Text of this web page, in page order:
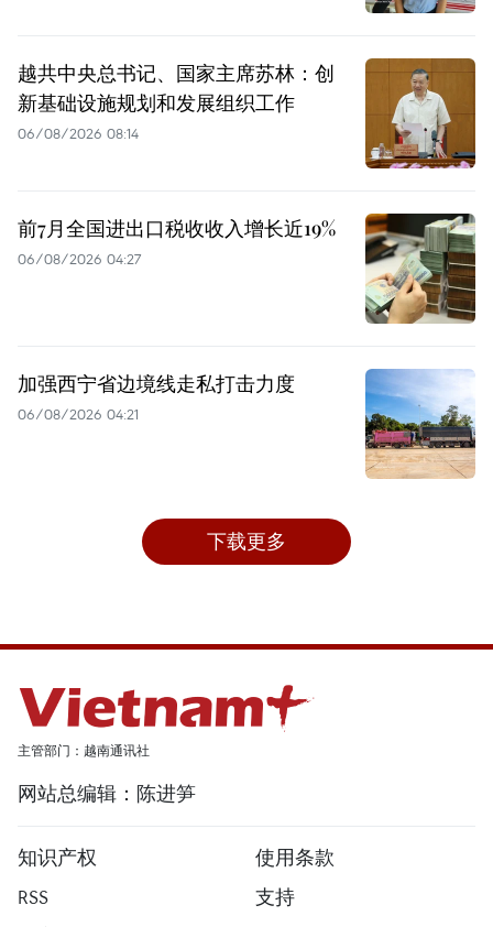
越共中央总书记、国家主席苏林：创
新基础设施规划和发展组织工作
06/08/2026 08:14
前7月全国进出口税收收入增长近19%
06/08/2026 04:27
加强西宁省边境线走私打击力度
06/08/2026 04:21
下载更多
主管部门：越南通讯社
网站总编辑：陈进笋
知识产权
使用条款
RSS
支持